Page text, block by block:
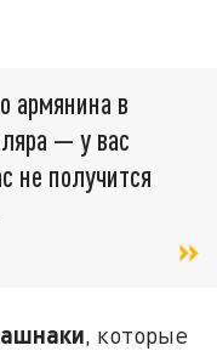
армянина в
— у вас
не получится
, которые